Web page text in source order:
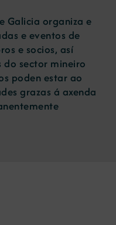
Galicia organiza e
e eventos de
e socios, así
sector mineiro
poden estar ao
grazas á axenda